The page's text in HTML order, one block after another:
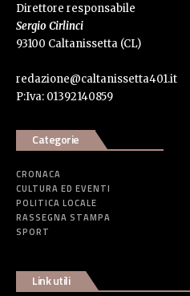
Direttore responsabile
Sergio Cirlinci
93100 Caltanissetta (CL)
redazione@caltanissetta401.it
P:Iva: 01392140859
Categorie
CRONACA
CULTURA ED EVENTI
POLITICA LOCALE
RASSEGNA STAMPA
SPORT
Link utili